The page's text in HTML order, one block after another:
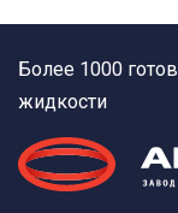
Более 1000
жидкости